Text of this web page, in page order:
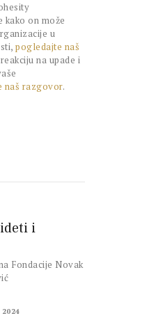
kako on može
u
pogledajte naš
na upade i
naš razgovor.
i
2024